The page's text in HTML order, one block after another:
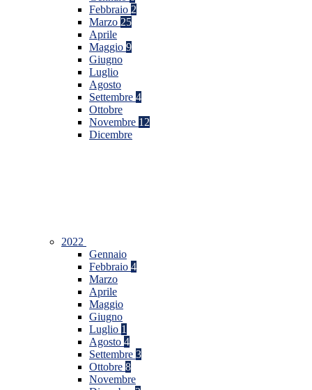
Febbraio 2
Marzo 25
Aprile
Maggio 9
Giugno
Luglio
Agosto
Settembre 4
Ottobre
Novembre 12
Dicembre
2022
Gennaio
Febbraio 4
Marzo
Aprile
Maggio
Giugno
Luglio 1
Agosto 4
Settembre 3
Ottobre 8
Novembre